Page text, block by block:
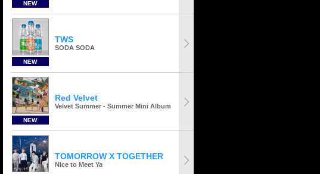
NEW
NEW
TWS
SODA SODA
NEW
Red Velvet
Velvet Summer - Summer Mini Album
TOMORROW X TOGETHER
Nice to Meet Ya